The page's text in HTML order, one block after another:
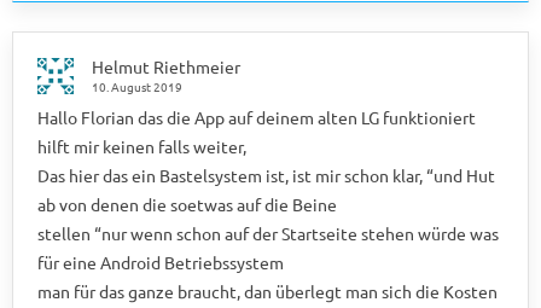
Helmut Riethmeier
10. August 2019
Hallo Florian das die App auf deinem alten LG funktioniert
hilft mir keinen falls weiter,
Das hier das ein Bastelsystem ist, ist mir schon klar, “und Hut
ab von denen die soetwas auf die Beine
stellen “nur wenn schon auf der Startseite stehen würde was
für eine Android Betriebssystem
man für das ganze braucht, dan überlegt man sich die Kosten